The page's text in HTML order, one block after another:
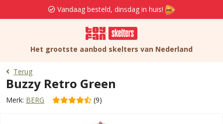
Vandaag besteld, dinsdag in huis!
Het grootste aanbod skelters van Nederland
Terug
Buzzy Retro Green
Merk: BERG (9)